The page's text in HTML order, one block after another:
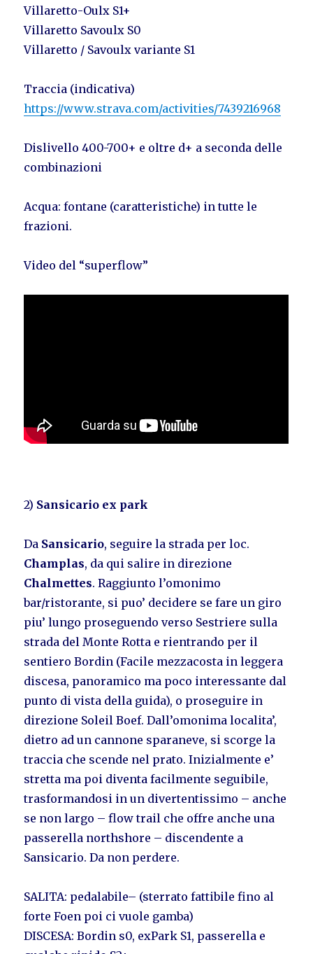
Villaretto-Oulx S1+
Villaretto Savoulx S0
Villaretto / Savoulx variante S1
Traccia (indicativa)
https://www.strava.com/activities/7439216968
Dislivello 400-700+ e oltre d+ a seconda delle
combinazioni
Acqua: fontane (caratteristiche) in tutte le
frazioni.
Video del “superflow”
2) Sansicario ex park
Da Sansicario, seguire la strada per loc.
Champlas, da qui salire in direzione
Chalmettes. Raggiunto l’omonimo
bar/ristorante, si puo’ decidere se fare un giro
piu’ lungo proseguendo verso Sestriere sulla
strada del Monte Rotta e rientrando per il
sentiero Bordin (Facile mezzacosta in leggera
discesa, panoramico ma poco interessante dal
punto di vista della guida), o proseguire in
direzione Soleil Boef. Dall’omonima localita’,
dietro ad un cannone sparaneve, si scorge la
traccia che scende nel prato. Inizialmente e’
stretta ma poi diventa facilmente seguibile,
trasformandosi in un divertentissimo – anche
se non largo – flow trail che offre anche una
passerella northshore – discendente a
Sansicario. Da non perdere.
SALITA: pedalabile– (sterrato fattibile fino al
forte Foen poi ci vuole gamba)
DISCESA: Bordin s0, exPark S1, passerella e